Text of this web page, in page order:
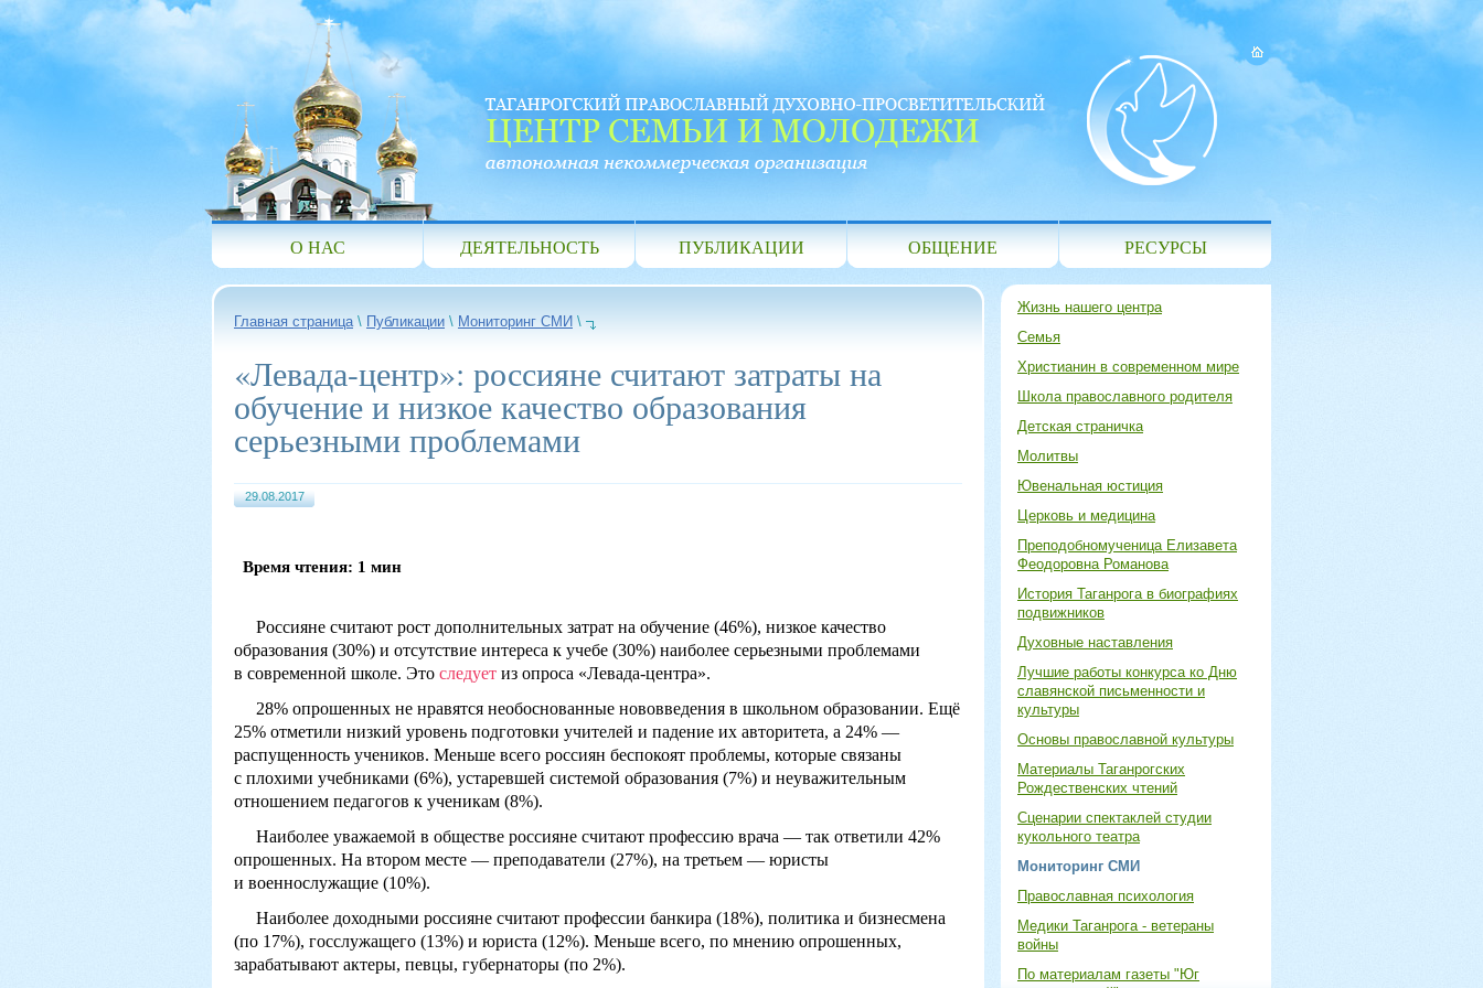
О НАС ДЕЯТЕЛЬНОСТЬ ПУБЛИКАЦИИ ОБЩЕНИЕ РЕСУРСЫ
Главная страница\ Публикации \ Мониторинг СМИ \
«Левада-центр»: россияне считают затраты на
обучение и низкое качество образования
серьезными проблемами
29.08.2017
Время чтения: 1 мин
Россияне считают рост дополнительных затрат на обучение (46%), низкое качество
образования (30%) и отсутствие интереса к учебе (30%) наиболее серьезными проблемами
в современной школе. Это следует из опроса «Левада-центра».
28% опрошенных не нравятся необоснованные нововведения в школьном образовании. Ещё
25% отметили низкий уровень подготовки учителей и падение их авторитета, а 24% —
распущенность учеников. Меньше всего россиян беспокоят проблемы, которые связаны
с плохими учебниками (6%), устаревшей системой образования (7%) и неуважительным
отношением педагогов к ученикам (8%).
Наиболее уважаемой в обществе россияне считают профессию врача — так ответили 42%
опрошенных. На втором месте — преподаватели (27%), на третьем — юристы
и военнослужащие (10%).
Наиболее доходными россияне считают профессии банкира (18%), политика и бизнесмена
(по 17%), госслужащего (13%) и юриста (12%). Меньше всего, по мнению опрошенных,
зарабатывают актеры, певцы, губернаторы (по 2%).
Жизнь нашего центра
Семья
Христианин в современном мире
Школа православного родителя
Детская страничка
Молитвы
Ювенальная юстиция
Церковь и медицина
Преподобномученица Елизавета
Феодоровна Романова
История Таганрога в биографиях
подвижников
Духовные наставления
Лучшие работы конкурса ко Дню
славянской письменности и
культуры
Основы православной культуры
Материалы Таганрогских
Рождественских чтений
Сценарии спектаклей студии
кукольного театра
Мониторинг СМИ
Православная психология
Медики Таганрога - ветераны
войны
По материалам газеты "Юг